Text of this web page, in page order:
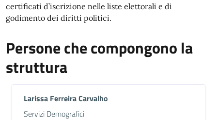
certificati d’iscrizione nelle liste elettorali e di
godimento dei diritti politici.
Persone che compongono la
struttura
Larissa Ferreira Carvalho
Descrizione breve
Servizi Demografici